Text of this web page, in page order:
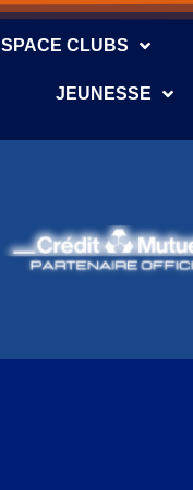
CLUBS
JEUNESSE